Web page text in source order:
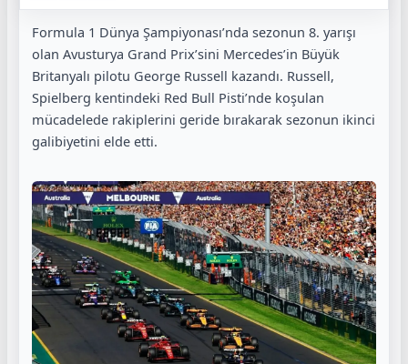
Formula 1 Dünya Şampiyonası’nda sezonun 8. yarışı
olan Avusturya Grand Prix’sini Mercedes’in Büyük
Britanyalı pilotu George Russell kazandı. Russell,
Spielberg kentindeki Red Bull Pisti’nde koşulan
mücadelede rakiplerini geride bırakarak sezonun ikinci
galibiyetini elde etti.